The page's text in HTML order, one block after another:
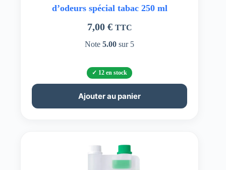
d’odeurs spécial tabac 250 ml
7,00 € TTC
Note5.00 sur 5
12 en stock
Ajouter au panier